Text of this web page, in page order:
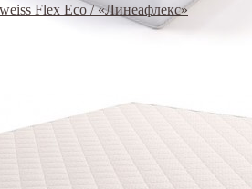
Flex Eco / «Линеафлекс»